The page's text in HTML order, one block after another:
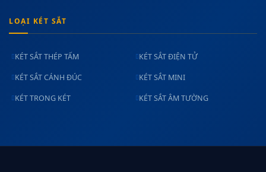
LOẠI KÉT SẮT
KÉT SẮT THÉP TẤM KÉT SẮT ĐIỆN TỬ
KÉT SẮT CÁNH ĐÚC KÉT SẮT MINI
KÉT TRONG KÉT KÉT SẮT ÂM TƯỜNG